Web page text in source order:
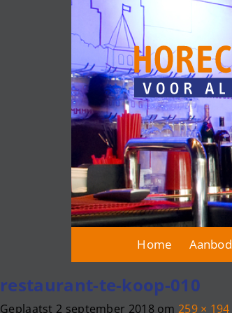
Home Aanbod
restaurant-te-koop-010
Geplaatst 2 september 2018 om259 × 194